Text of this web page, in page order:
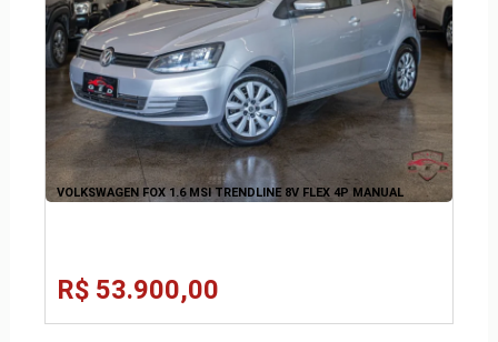
VOLKSWAGEN FOX 1.6 MSI TRENDLINE 8V FLEX 4P MANUAL
R$ 53.900,00